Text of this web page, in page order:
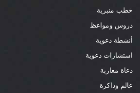
خطب منبرية
دروس ومواعظ
أنشطة دعوية
استشارات دعوية
دعاة مغاربة
عالم وذاكرة